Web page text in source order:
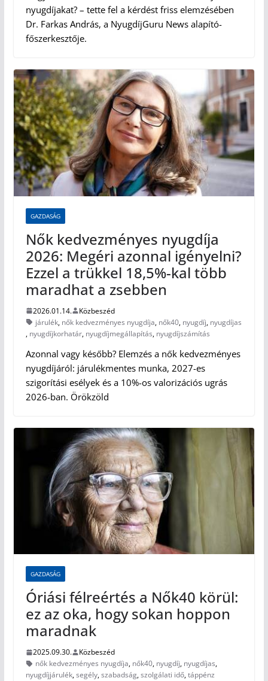
nyugdíjakat? – tette fel a kérdést friss elemzésében
Dr. Farkas András, a NyugdíjGuru News alapító-
főszerkesztője.
GAZDASÁG
Nők kedvezményes nyugdíja
2026: Megéri azonnal igényelni?
Ezzel a trükkel 18,5%-kal több
maradhat a zsebben
2026.01.14.
Közbeszéd
járulék, nők kedvezményes nyugdíja, nők40, nyugdíj, nyugdíjas
, nyugdíjkorhatár, nyugdíjmegállapítás, nyugdíjszámítás
Azonnal vagy később? Elemzés a nők kedvezményes
nyugdíjáról: járulékmentes munka, 2027-es
szigorítási esélyek és a 10%-os valorizációs ugrás
2026-ban. Örökzöld
GAZDASÁG
Óriási félreértés a Nők40 körül:
ez az oka, hogy sokan hoppon
maradnak
2025.09.30.
Közbeszéd
nők kedvezményes nyugdíja, nők40, nyugdíj, nyugdíjas,
nyugdíjjárulék,segély,szabadság,szolgálati idő,táppénz